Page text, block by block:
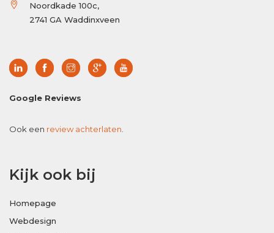
Noordkade 100c,
2741 GA Waddinxveen
Google Reviews
Ook een review achterlaten.
Kijk ook bij
Homepage
Webdesign